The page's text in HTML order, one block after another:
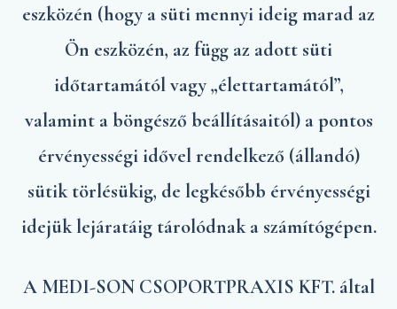
eszközén (hogy a süti mennyi ideig marad az
Ön eszközén, az függ az adott süti
időtartamától vagy „élettartamától”,
valamint a böngésző beállításaitól) a pontos
érvényességi idővel rendelkező (állandó)
sütik törlésükig, de legkésőbb érvényességi
idejük lejáratáig tárolódnak a számítógépen.
A MEDI-SON CSOPORTPRAXIS KFT. által